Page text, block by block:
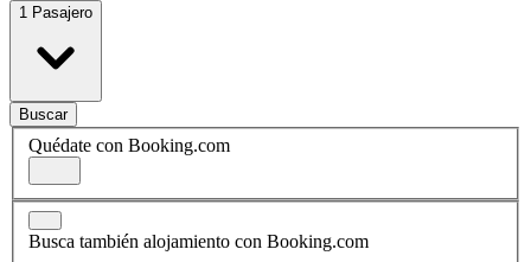
1 Pasajero
Buscar
Quédate con Booking.com
Busca también alojamiento con Booking.com